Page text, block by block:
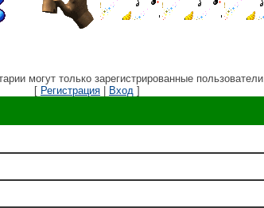
могут только зарегистрированные пользователи.
[ Регистрация | Вход ]